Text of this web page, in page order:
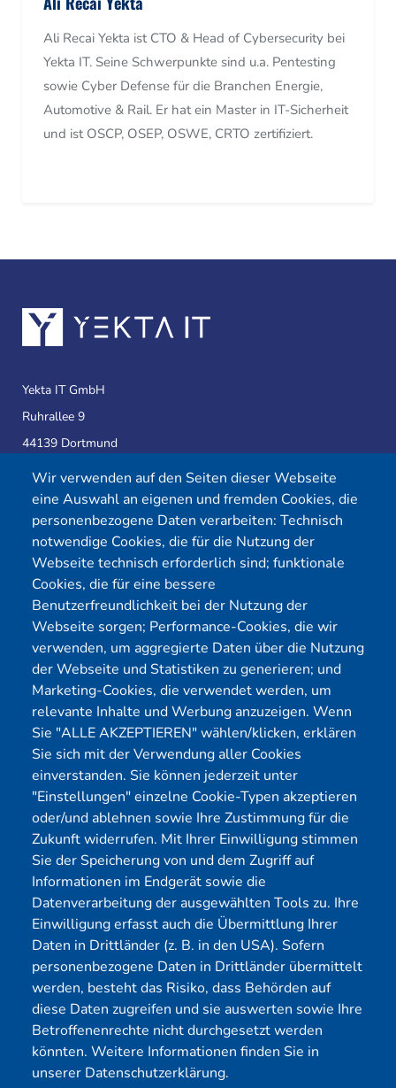
Ali Recai Yekta ist CTO & Head of Cybersecurity bei
Yekta IT. Seine Schwerpunkte sind u.a. Pentesting
sowie Cyber Defense für die Branchen Energie,
Automotive & Rail. Er hat ein Master in IT-Sicherheit
und ist OSCP, OSEP, OSWE, CRTO zertifiziert.
Wir verwenden auf den Seiten dieser Webseite
eine Auswahl an eigenen und fremden Cookies, die
personenbezogene Daten verarbeiten: Technisch
notwendige Cookies, die für die Nutzung der
Webseite technisch erforderlich sind; funktionale
Cookies, die für eine bessere
Benutzerfreundlichkeit bei der Nutzung der
Webseite sorgen; Performance-Cookies, die wir
verwenden, um aggregierte Daten über die Nutzung
der Webseite und Statistiken zu generieren; und
Marketing-Cookies, die verwendet werden, um
relevante Inhalte und Werbung anzuzeigen. Wenn
Sie "ALLE AKZEPTIEREN" wählen/klicken, erklären
Sie sich mit der Verwendung aller Cookies
einverstanden. Sie können jederzeit unter
"Einstellungen" einzelne Cookie-Typen akzeptieren
oder/und ablehnen sowie Ihre Zustimmung für die
Zukunft widerrufen. Mit Ihrer Einwilligung stimmen
Sie der Speicherung von und dem Zugriff auf
Informationen im Endgerät sowie die
Datenverarbeitung der ausgewählten Tools zu. Ihre
Einwilligung erfasst auch die Übermittlung Ihrer
Daten in Drittländer (z. B. in den USA). Sofern
personenbezogene Daten in Drittländer übermittelt
werden, besteht das Risiko, dass Behörden auf
diese Daten zugreifen und sie auswerten sowie Ihre
Betroffenenrechte nicht durchgesetzt werden
könnten. Weitere Informationen finden Sie in
unserer Datenschutzerklärung.
Yekta IT GmbH
Ruhrallee 9
44139 Dortmund
Telefon:0231 39814905
E-Mail:
info@yekta-it.de
(Mo.-Fr.9-17 Uhr)
Menü
Cybersecurity
Pentest Anbieter
Pentest Kosten Rechner
KMU CyberRisikoCheck
OT-Security
Physical Pentest
Über uns
Förderungen
Kontakt
Blog
Karriere
Datenschutz
Impressum
Mitglied